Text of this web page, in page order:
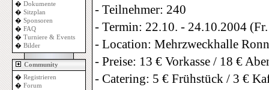
� Dokumente
� Sitzplan
� Sponsoren
� FAQ
� Turniere & Events
� Bilder
Community
� Registrieren
� Forum
- Teilnehmer: 240
- Termin: 22.10. - 24.10.2004
- Location: Mehrzweckhalle
- Preise: 13 € Vorkasse / 18 €
- Catering: 5 € Frühstück / 3 €